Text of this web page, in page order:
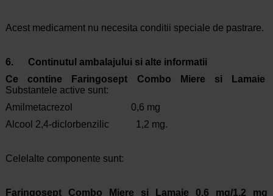
Acest medicament nu necesita conditii speciale de pastrare.
6. Continutul ambalajului si alte informatii
Ce contine Faringosept Combo Miere si Lamaie
Substantele active sunt:
Amilmetacrezol 0,6 mg
Alcool 2,4-diclorbenzilic 1,2 mg.
Celelalte componente sunt:
Faringosept Combo Miere si Lamaie 0,6 mg/1,2 mg